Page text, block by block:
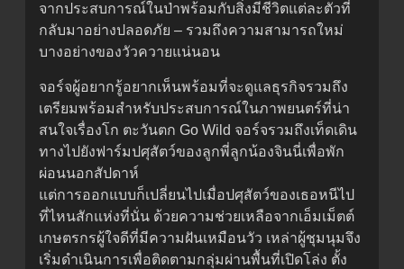
จากประสบการณ์ในป่าพร้อมกับสิ่งมีชีวิตแต่ละตัวที่
กลับมาอย่างปลอดภัย – รวมถึงความสามารถใหม่
บางอย่างของวัวควายแน่นอน
จอร์จผู้อยากรู้อยากเห็นพร้อมที่จะดูแลธุรกิจรวมถึง
เตรียมพร้อมสำหรับประสบการณ์ในภาพยนตร์ที่น่า
สนใจเรื่องโก ตะวันตก Go Wild จอร์จรวมถึงเท็ดเดิน
ทางไปยังฟาร์มปศุสัตว์ของลูกพี่ลูกน้องจินนี่เพื่อพัก
ผ่อนนอกสัปดาห์
แต่การออกแบบก็เปลี่ยนไปเมื่อปศุสัตว์ของเธอหนีไป
ที่ไหนสักแห่งที่นั่น ด้วยความช่วยเหลือจากเอ็มเม็ตต์
เกษตรกรผู้ใจดีที่มีความฝันเหมือนวัว เหล่าผู้ชุมนุมจึง
เริ่มดำเนินการเพื่อติดตามกลุ่มผ่านพื้นที่เปิดโล่ง ตั้ง